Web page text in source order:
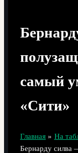
самый
«Сити»
Главная
На
Бернарду силва